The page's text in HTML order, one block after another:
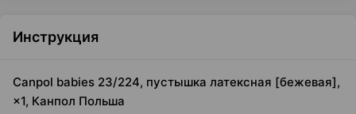
Инструкция
Canpol babies 23/224, пустышка латексная [бежевая],
×1, Канпол Польша